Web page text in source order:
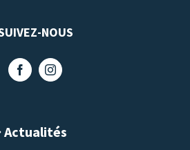
NOUS
Actualités